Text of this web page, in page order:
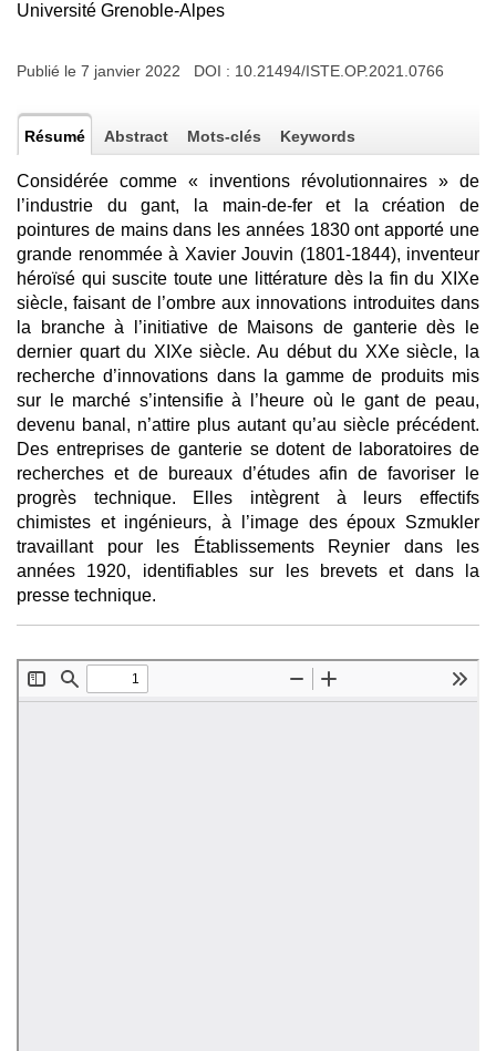
Université Grenoble-Alpes
Publié le 7 janvier 2022 DOI : 10.21494/ISTE.OP.2021.0766
Résumé Abstract Mots-clés Keywords
Considérée comme « inventions révolutionnaires » de
l’industrie du gant, la main-de-fer et la création de
pointures de mains dans les années 1830 ont apporté une
grande renommée à Xavier Jouvin (1801-1844), inventeur
héroïsé qui suscite toute une littérature dès la fin du XIXe
siècle, faisant de l’ombre aux innovations introduites dans
la branche à l’initiative de Maisons de ganterie dès le
dernier quart du XIXe siècle. Au début du XXe siècle, la
recherche d’innovations dans la gamme de produits mis
sur le marché s’intensifie à l’heure où le gant de peau,
devenu banal, n’attire plus autant qu’au siècle précédent.
Des entreprises de ganterie se dotent de laboratoires de
recherches et de bureaux d’études afin de favoriser le
progrès technique. Elles intègrent à leurs effectifs
chimistes et ingénieurs, à l’image des époux Szmukler
travaillant pour les Établissements Reynier dans les
années 1920, identifiables sur les brevets et dans la
presse technique.